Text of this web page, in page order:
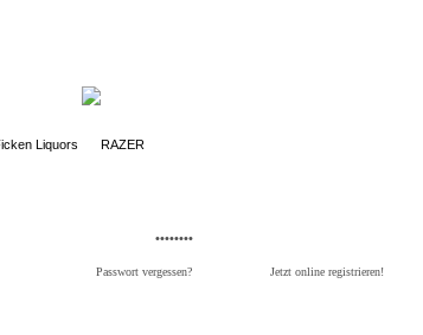
Passwort vergessen? Jetzt online registrieren!